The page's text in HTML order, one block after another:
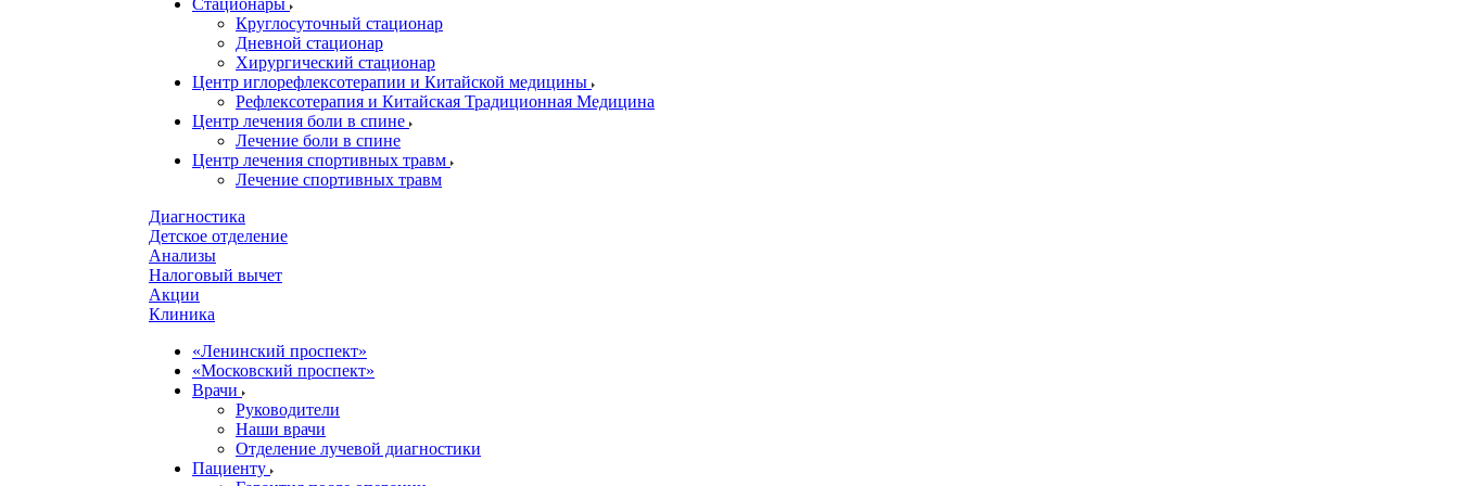
Стационары
Круглосуточный стационар
Дневной стационар
Хирургический стационар
Центр иглорефлексотерапии и Китайской медицины
Рефлексотерапия и Китайская Традиционная Медицина
Центр лечения боли в спине
Лечение боли в спине
Центр лечения спортивных травм
Лечение спортивных травм
Диагностика
Детское отделение
Анализы
Налоговый вычет
Акции
Клиника
«Ленинский проспект»
«Московский проспект»
Врачи
Руководители
Наши врачи
Отделение лучевой диагностики
Пациенту